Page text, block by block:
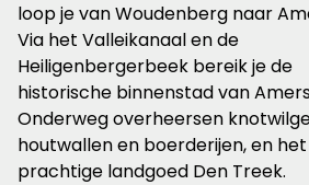
loop je van Woudenberg naar
Via het Valleikanaal en de
Heiligenbergerbeek bereik je de
historische binnenstad van
Onderweg overheersen
houtwallen en boerderijen, en het
prachtige landgoed Den Treek.